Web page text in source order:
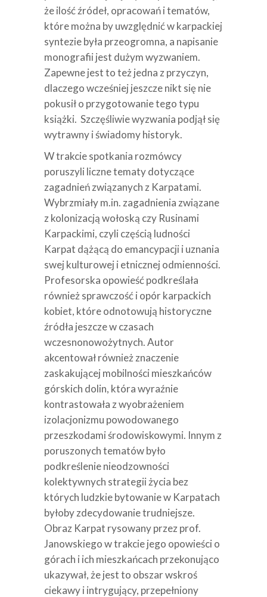
że ilość źródeł, opracowań i tematów,
które można by uwzględnić w karpackiej
syntezie była przeogromna, a napisanie
monografii jest dużym wyzwaniem.
Zapewne jest to też jedna z przyczyn,
dlaczego wcześniej jeszcze nikt się nie
pokusił o przygotowanie tego typu
książki. Szczęśliwie wyzwania podjął się
wytrawny i świadomy historyk.
W trakcie spotkania rozmówcy
poruszyli liczne tematy dotyczące
zagadnień związanych z Karpatami.
Wybrzmiały m.in. zagadnienia związane
z kolonizacją wołoską czy Rusinami
Karpackimi, czyli częścią ludności
Karpat dążącą do emancypacji i uznania
swej kulturowej i etnicznej odmienności.
Profesorska opowieść podkreślała
również sprawczość i opór karpackich
kobiet, które odnotowują historyczne
źródła jeszcze w czasach
wczesnonowożytnych. Autor
akcentował również znaczenie
zaskakującej mobilności mieszkańców
górskich dolin, która wyraźnie
kontrastowała z wyobrażeniem
izolacjonizmu powodowanego
przeszkodami środowiskowymi. Innym z
poruszonych tematów było
podkreślenie nieodzowności
kolektywnych strategii życia bez
których ludzkie bytowanie w Karpatach
byłoby zdecydowanie trudniejsze.
Obraz Karpat rysowany przez prof.
Janowskiego w trakcie jego opowieści o
górach i ich mieszkańcach przekonująco
ukazywał, że jest to obszar wskroś
ciekawy i intrygujący, przepełniony